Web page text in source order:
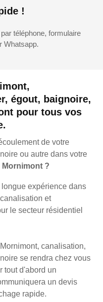
égout, baignoire,
pour tous vos
de votre
ou autre dans votre
Mornimont ?
expérience dans
et
le secteur résidentiel
canalisation,
se rendra chez vous
tout d'abord un
un devis
rapide.
!
téléphone, formulaire
Whatsapp.